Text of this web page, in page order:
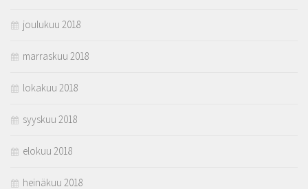
joulukuu 2018
marraskuu 2018
lokakuu 2018
syyskuu 2018
elokuu 2018
heinäkuu 2018